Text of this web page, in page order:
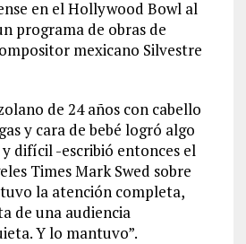
en el Hollywood Bowl al
programa de obras de
mexicano Silvestre
de 24 años con cabello
y cara de bebé logró algo
difícil -escribió entonces el
Times Mark Swed sobre
la atención completa,
de una audiencia
Y lo mantuvo”.